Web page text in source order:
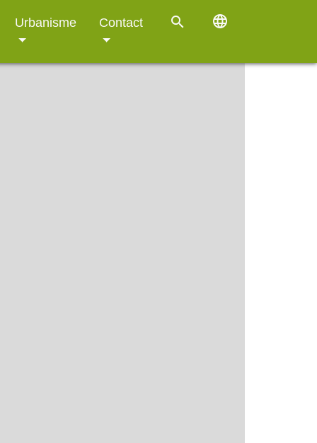
Urbanisme Contact search language